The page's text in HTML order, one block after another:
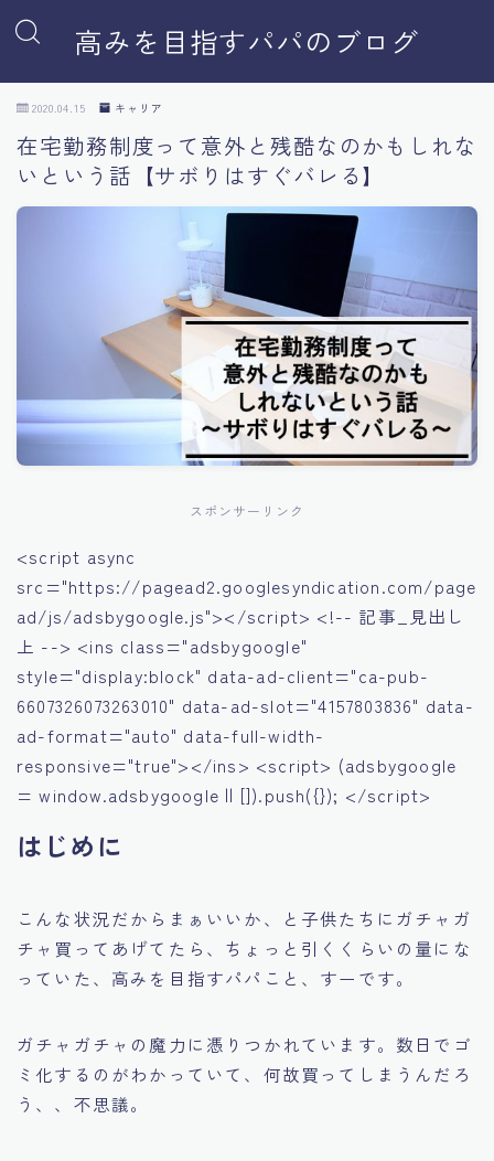
高みを目指すパパのブログ
2020.04.15 キャリア
在宅勤務制度って意外と残酷なのかもしれな
いという話【サボりはすぐバレる】
スポンサーリンク
<script async
src="https://pagead2.googlesyndication.com/page
ad/js/adsbygoogle.js"></script> <!-- 記事_見出し
上 --> <ins class="adsbygoogle"
style="display:block" data-ad-client="ca-pub-
6607326073263010" data-ad-slot="4157803836" data-
ad-format="auto" data-full-width-
responsive="true"></ins> <script> (adsbygoogle
= window.adsbygoogle || []).push({}); </script>
はじめに
こんな状況だからまぁいいか、と子供たちにガチャガ
チャ買ってあげてたら、ちょっと引くくらいの量にな
っていた、高みを目指すパパこと、すーです。
ガチャガチャの魔力に憑りつかれています。数日でゴ
ミ化するのがわかっていて、何故買ってしまうんだろ
う、、不思議。